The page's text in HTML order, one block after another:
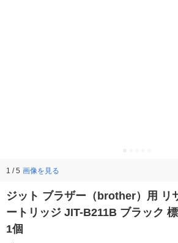
1 / 5 画像を見る
ジット ブラザー（brother）用 リ
ートリッジ JIT-B211B ブラック
1個